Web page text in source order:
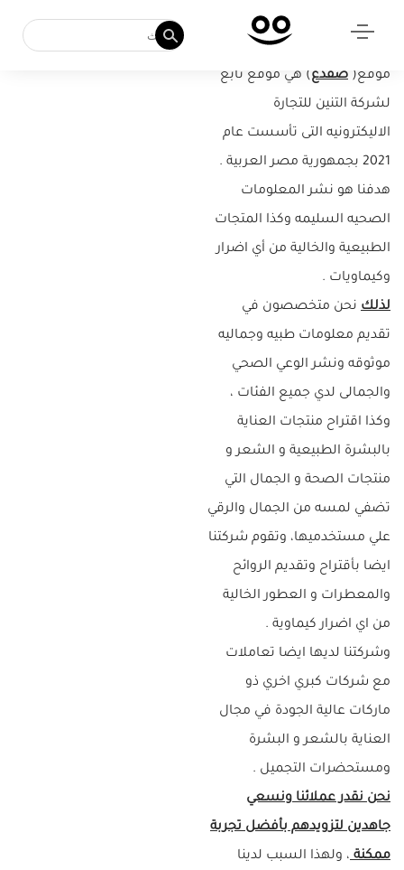
ضفدع
موقع( ضفدع) هي موقع تابع
لشركة التنين للتجارة
الاليكترونيه التى تأسست عام
2021 بجمهورية مصر العربية .
هدفنا هو نشر المعلومات
الصحيه السليمه وكذا المتجات
الطبيعية والخالية من أي اضرار
وكيماويات .
لذلك نحن متخصصون في
تقديم معلومات طبيه وجماليه
موثوقه ونشر الوعي الصحي
والجمالى لدي جميع الفئات ،
وكذا اقتراح منتجات العناية
بالبشرة الطبيعية و الشعر و
منتجات الصحة و الجمال التي
تضفي لمسه من الجمال والرقي
علي مستخدميها، وتقوم شركتنا
ايضا بأقتراح وتقديم الروائح
والمعطرات و العطور الخالية
من اي اضرار كيماوية .
وشركتنا لديها ايضا تعاملات
مع شركات كبري اخري ذو
ماركات عالية الجودة في مجال
العناية بالشعر و البشرة
ومستحضرات التجميل .
نحن نقدر عملائنا ونسعي
جاهدين لتزويدهم بأفضل تجربة
ممكنة، ولهذا السبب لدينا